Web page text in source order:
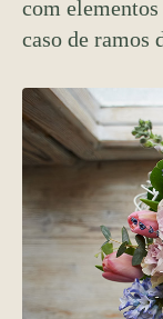
com
caso de ramos